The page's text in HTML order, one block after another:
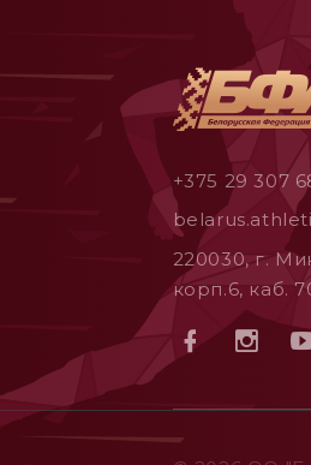
+375 29 307
220030, г.
корп.6, каб.